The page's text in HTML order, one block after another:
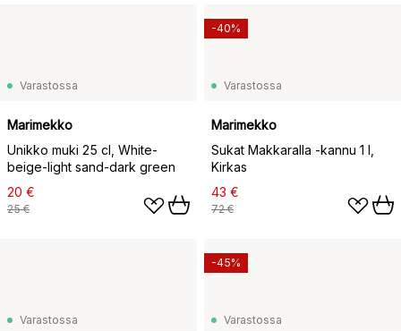
Varastossa
Marimekko
Unikko muki 25 cl, White-
beige-light sand-dark green
20 €
25 €
Varastossa
Marimekko
Sukat Makkaralla -kannu 1 l,
Kirkas
43 €
72 €
-40%
Varastossa Varastossa
-45%